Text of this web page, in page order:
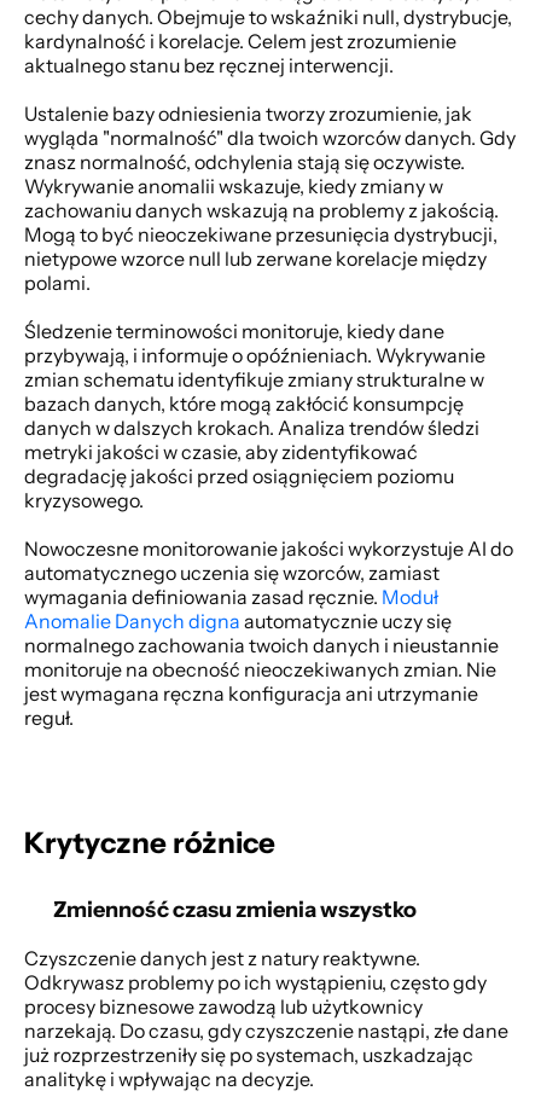
cechy danych. Obejmuje to wskaźniki null, dystrybucje,
kardynalność i korelacje. Celem jest zrozumienie
aktualnego stanu bez ręcznej interwencji.
Ustalenie bazy odniesienia tworzy zrozumienie, jak
wygląda "normalność" dla twoich wzorców danych. Gdy
znasz normalność, odchylenia stają się oczywiste.
Wykrywanie anomalii wskazuje, kiedy zmiany w
zachowaniu danych wskazują na problemy z jakością.
Mogą to być nieoczekiwane przesunięcia dystrybucji,
nietypowe wzorce null lub zerwane korelacje między
polami.
Śledzenie terminowości monitoruje, kiedy dane
przybywają, i informuje o opóźnieniach. Wykrywanie
zmian schematu identyfikuje zmiany strukturalne w
bazach danych, które mogą zakłócić konsumpcję
danych w dalszych krokach. Analiza trendów śledzi
metryki jakości w czasie, aby zidentyfikować
degradację jakości przed osiągnięciem poziomu
kryzysowego.
Nowoczesne monitorowanie jakości wykorzystuje AI do
automatycznego uczenia się wzorców, zamiast
wymagania definiowania zasad ręcznie. Moduł
Anomalie Danych digna automatycznie uczy się
normalnego zachowania twoich danych i nieustannie
monitoruje na obecność nieoczekiwanych zmian. Nie
jest wymagana ręczna konfiguracja ani utrzymanie
reguł.
Krytyczne różnice
Zmienność czasu zmienia wszystko
Czyszczenie danych jest z natury reaktywne.
Odkrywasz problemy po ich wystąpieniu, często gdy
procesy biznesowe zawodzą lub użytkownicy
narzekają. Do czasu, gdy czyszczenie nastąpi, złe dane
już rozprzestrzeniły się po systemach, uszkadzając
analitykę i wpływając na decyzje.